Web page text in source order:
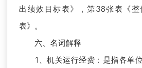
出绩效目标表》，第38张表《
表》。
六、名词解释
1、机关运行经费：是指各单